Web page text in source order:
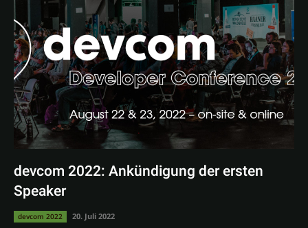
devcom 2022: Ankündigung der ersten
Speaker
devcom 2022 20. Juli 2022